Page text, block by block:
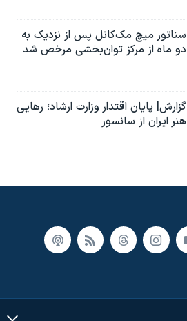
سناتور میچ مک‌کانل پس از نزدیک به
دو ماه از مرکز توان‌بخشی مرخص شد
گزارش| پایان اقتدار وزارت ارشاد؛ رهایی
هنر ایران از سانسور